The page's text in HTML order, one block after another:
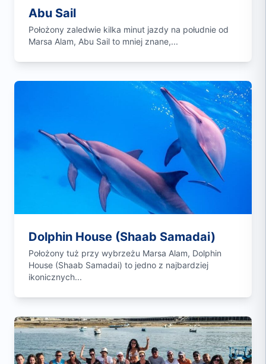
Abu Sail
Położony zaledwie kilka minut jazdy na południe od
Marsa Alam, Abu Sail to mniej znane,...
Dolphin House (Shaab Samadai)
Położony tuż przy wybrzeżu Marsa Alam, Dolphin
House (Shaab Samadai) to jedno z najbardziej
ikonicznych...